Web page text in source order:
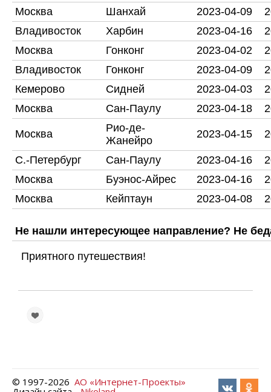
Москва
Шанхай 2023-04-09
Владивосток
Харбин 2023-04-16
Москва
Гонконг 2023-04-02
Владивосток
Гонконг 2023-04-09
Кемерово
Сидней 2023-04-03
Москва
Сан-Паулу 2023-04-18
Москва
Рио-де-
Жанейро
2023-04-15
С.-Петербург Сан-Паулу 2023-04-16
Москва
Буэнос-Айрес 2023-04-16
Москва
Кейптаун 2023-04-08
Не нашли интересующее направление? Не
Приятного путешествия!
© 1997-2026 АО «Интернет-Проекты»